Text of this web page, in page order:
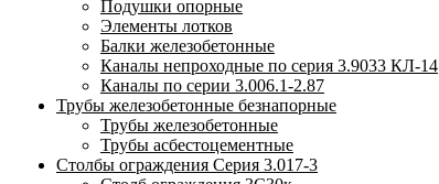
Подушки опорные
Элементы лотков
Балки железобетонные
Каналы непроходные по серия 3.9033 КЛ-14
Каналы по серии 3.006.1-2.87
Трубы железобетонные безнапорные
Трубы железобетонные
Трубы асбестоцементные
Столбы ограждения Серия 3.017-3